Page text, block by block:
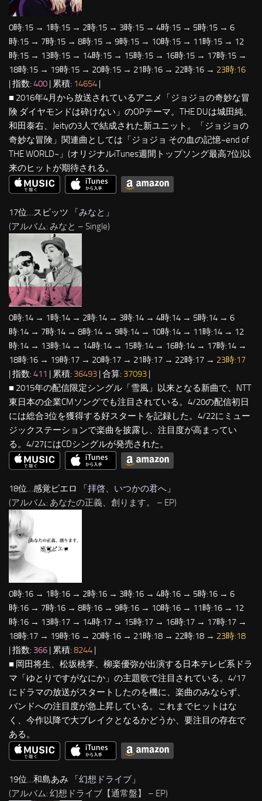
0時:15 → 1時:15 → 2時:15 → 3時:15 → 4時:15 → 5時:15 → 6
時:15 → 7時:15 → 8時:15 → 9時:15 → 10時:15 → 11時:15 → 12
時:15 → 13時:15 → 14時:15 → 15時:15 → 16時:15 → 17時:15 →
18時:15 → 19時:15 → 20時:15 → 21時:16 → 22時:16 → 23時:16
| 指数: 400 | 累積: 14654 |
■ 2016年4月から放送されているアニメ「ジョジョの奇妙な冒
険 ダイヤモンドは砕けない」のOPテーマ。THE DUは城田純、
和田泰右、Jeityの3人で結成された新ユニット。「ジョジョの
奇妙な冒険」関連曲としては「ジョジョ その血の記憶~end of
THE WORLD~」(オリジナルiTunes週間トップソング最高7位)以
来のヒットが期待される。
17位…スピッツ 「みなと 」
(アルバム: みなと – Single)
0時:14 → 1時:14 → 2時:14 → 3時:14 → 4時:14 → 5時:14 → 6
時:14 → 7時:14 → 8時:14 → 9時:14 → 10時:14 → 11時:14 → 12
時:14 → 13時:14 → 14時:14 → 15時:14 → 16時:14 → 17時:14 →
18時:16 → 19時:17 → 20時:17 → 21時:17 → 22時:17 → 23時:17
| 指数: 411 | 累積: 36493 | 合算: 37093 |
■ 2015年の配信限定シングル「雪風」以来となる新曲で、NTT
東日本の企業CMソングでも注目されている。4/20の配信初日
には総合3位を獲得する好スタートを記録した。4/22にミュー
ジックステーションで楽曲を披露し、注目度が高まってい
る。4/27にはCDシングルが発売された。
18位…感覚ピエロ 「 拝啓、いつかの君へ 」
(アルバム: あなたの正義、創ります。 – EP)
0時:16 → 1時:16 → 2時:16 → 3時:16 → 4時:16 → 5時:16 → 6
時:16 → 7時:16 → 8時:16 → 9時:16 → 10時:16 → 11時:16 → 12
時:16 → 13時:17 → 14時:17 → 15時:17 → 16時:17 → 17時:17 →
18時:17 → 19時:16 → 20時:16 → 21時:18 → 22時:18 → 23時:18
| 指数: 366 | 累積: 8244
■ 岡田将生、松坂桃李、柳楽優弥が出演する日本テレビ系ドラ
マ「ゆとりですがなにか」の主題歌で注目されている。4/17
にドラマの放送がスタートしたのを機に、楽曲のみならず、
バンドへの注目度が急上昇している。これまでヒットはな
く、今作以降で大ブレイクとなるかどうか、要注目の存在で
ある。
19位…和島あみ 「幻想ドライブ 」
(アルバム: 幻想ドライブ【通常盤】 – EP)